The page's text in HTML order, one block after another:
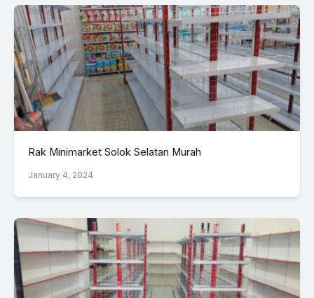
Rak Minimarket Solok Selatan Murah
January 4, 2024